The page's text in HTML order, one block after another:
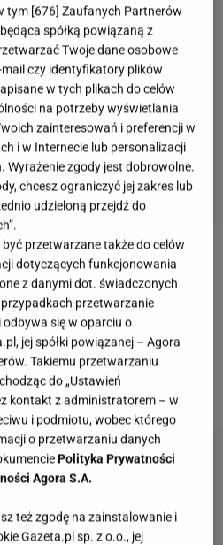
w czajniku elektrycznym to
Niestety, w większości
która powoduje
ciężko tego uniknąć.
jak usunąć kamień z
tym [676] Zaufanych Partnerów
spółką powiązaną z
Twoje dane osobowe
mail czy identyfikatory plików
w tych plikach do celów
na potrzeby wyświetlania
zainteresowań i preferencji w
i w Internecie lub personalizacji
Wyrażenie zgody jest dobrowolne.
chcesz ograniczyć jej zakres lub
udzieloną przejdź do
przetwarzane także do celów
dotyczących funkcjonowania
z danymi dot. świadczonych
przypadkach przetwarzanie
się w oparciu o
jej spółki powiązanej – Agora
Takiemu przetwarzaniu
do „Ustawień
kontakt z administratorem – w
i podmiotu, wobec którego
o przetwarzaniu danych
Polityka Prywatności
Agora S.A.
też zgodę na zainstalowanie i
Gazeta.pl sp. z o.o., jej